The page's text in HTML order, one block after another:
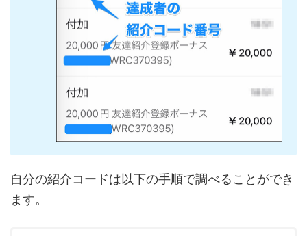
自分の紹介コードは以下の手順で調べることができ
ます。